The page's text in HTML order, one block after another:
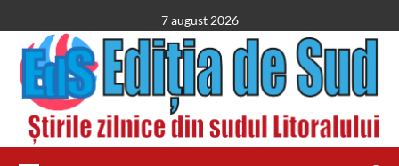
to
content
7 august 2026